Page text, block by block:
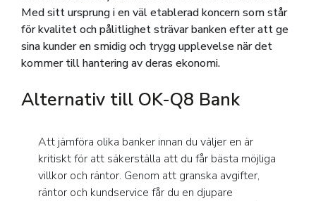
Med sitt ursprung i en väl etablerad koncern som står
för kvalitet och pålitlighet strävar banken efter att ge
sina kunder en smidig och trygg upplevelse när det
kommer till hantering av deras ekonomi.
Alternativ till OK-Q8 Bank
Att jämföra olika banker innan du väljer en är
kritiskt för att säkerställa att du får bästa möjliga
villkor och räntor. Genom att granska avgifter,
räntor och kundservice får du en djupare